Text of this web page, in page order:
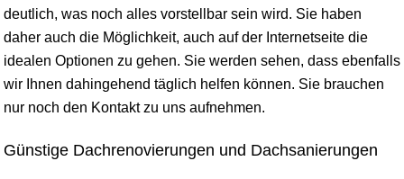
deutlich, was noch alles vorstellbar sein wird. Sie haben
daher auch die Möglichkeit, auch auf der Internetseite die
idealen Optionen zu gehen. Sie werden sehen, dass ebenfalls
wir Ihnen dahingehend täglich helfen können. Sie brauchen
nur noch den Kontakt zu uns aufnehmen.
Günstige Dachrenovierungen und Dachsanierungen